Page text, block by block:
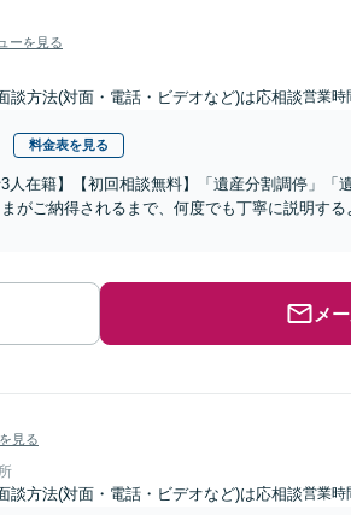
ーを見る
談方法(対面・電話・ビデオなど)は応相談営業時
料金表を見る
人在籍】【初回相談無料】「遺産分割調停」「
がご納得されるまで、何度でも丁寧に説明す
メ
見る
談方法(対面・電話・ビデオなど)は応相談営業時